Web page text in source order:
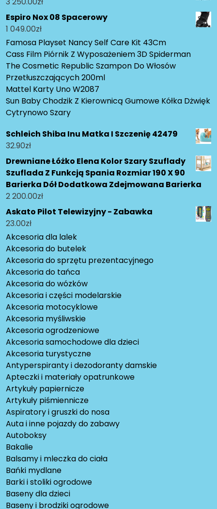
Espiro Nox 08 Spacerowy
1 049.00zł
Famosa Playset Nancy Self Care Kit 43Cm
Cass Film Piórnik Z Wyposażeniem 3D Spiderman
The Cosmetic Republic Szampon Do Włosów
Przetłuszczających 200ml
Mattel Karty Uno W2087
Sun Baby Chodzik Z Kierownicą Gumowe Kółka Dżwięk
Cytrynowo Szary
Schleich Shiba Inu Matka I Szczenię 42479
32.90zł
Drewniane Łóżko Elena Kolor Szary Szuflady
Szuflada Z Funkcją Spania Rozmiar 190 X 90
Barierka Dół Dodatkowa Zdejmowana Barierka
2 200.00zł
Askato Pilot Telewizyjny - Zabawka
23.00zł
Akcesoria dla lalek
Akcesoria do butelek
Akcesoria do sprzętu prezentacyjnego
Akcesoria do tańca
Akcesoria do wózków
Akcesoria i części modelarskie
Akcesoria motocyklowe
Akcesoria myśliwskie
Akcesoria ogrodzeniowe
Akcesoria samochodowe dla dzieci
Akcesoria turystyczne
Antyperspiranty i dezodoranty damskie
Apteczki i materiały opatrunkowe
Artykuły papiernicze
Artykuły piśmiennicze
Aspiratory i gruszki do nosa
Auta i inne pojazdy do zabawy
Autoboksy
Bakalie
Balsamy i mleczka do ciała
Bańki mydlane
Barki i stoliki ogrodowe
Baseny dla dzieci
Baseny i brodziki ogrodowe